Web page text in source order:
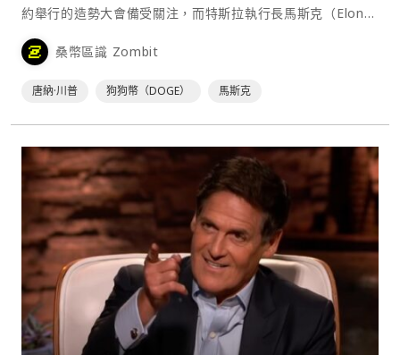
約舉行的造勢大會備受關注，而特斯拉執行長馬斯克（Elon
Musk）的現身顯然已成為狗狗幣（Dogecoin，$DOGE）最
新漲勢的催化劑。⋯
桑幣區識 Zombit
唐納·川普 狗狗幣（DOGE） 馬斯克